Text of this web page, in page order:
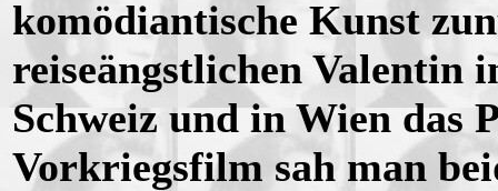
komödiantische Kunst
reiseängstlichen Valentin
Schweiz und in Wien das
Vorkriegsfilm sah man